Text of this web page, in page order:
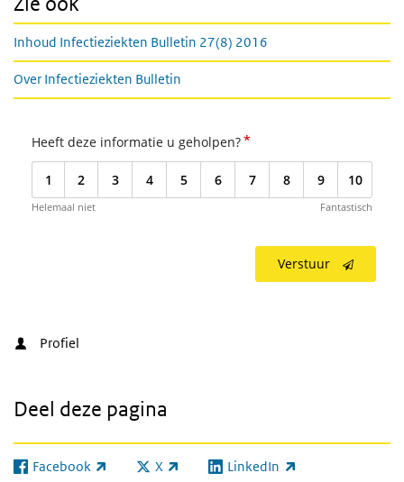
Inhoud Infectieziekten Bulletin 27(8) 2016
Over Infectieziekten Bulletin
Heeft deze informatie u geholpen?*
1 2 3 4 5 6 7 8 9 10
Helemaal niet Fantastisch
Verstuur
Profiel
Deel deze pagina
Facebook
(externe link) X
(externe link) LinkedIn
(externe link)